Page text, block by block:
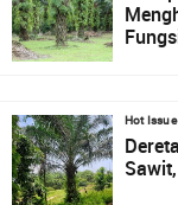
Hot Issue